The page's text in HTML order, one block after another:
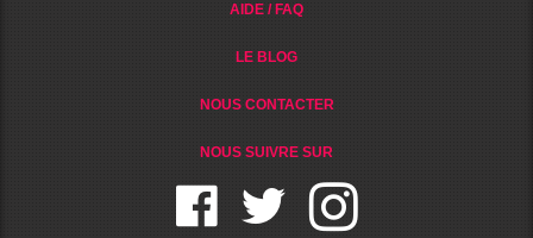
AIDE / FAQ
LE BLOG
NOUS CONTACTER
NOUS SUIVRE SUR